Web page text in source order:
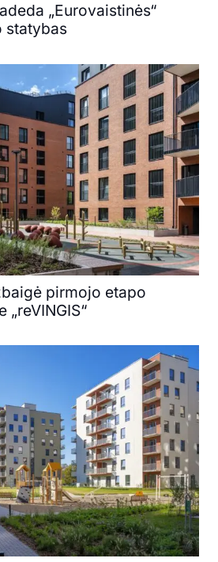
„Eurovaistinės“
statybas
pirmojo etapo